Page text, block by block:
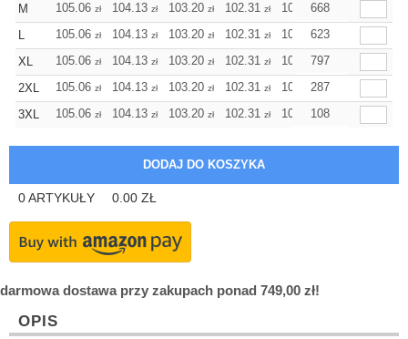
M
105.06 zł 104.13 zł 103.20 zł 102.31 zł 101.38 zł
668
L
105.06 zł 104.13 zł 103.20 zł 102.31 zł 101.38 zł
623
XL
105.06 zł 104.13 zł 103.20 zł 102.31 zł 101.38 zł
797
2XL
105.06 zł 104.13 zł 103.20 zł 102.31 zł 101.38 zł
287
3XL
105.06 zł 104.13 zł 103.20 zł 102.31 zł 101.38 zł
108
0ARTYKUŁY 0.00 ZŁ
darmowa dostawa przy zakupach ponad 749,00 zł!
OPIS